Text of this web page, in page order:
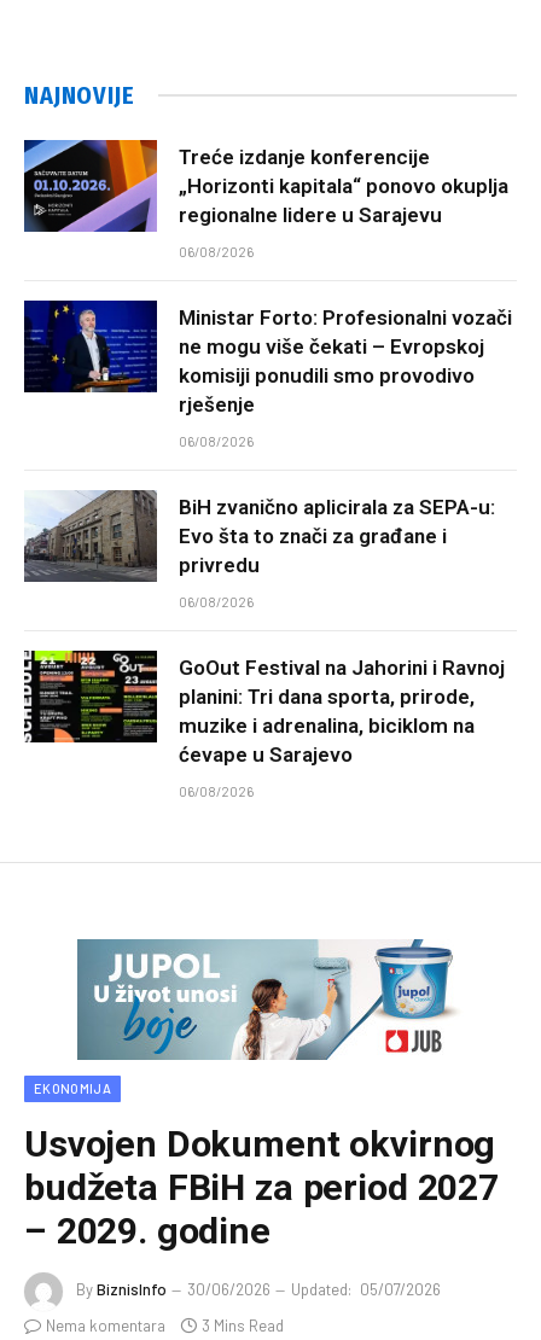
NAJNOVIJE
Treće izdanje konferencije
„Horizonti kapitala“ ponovo okuplja
regionalne lidere u Sarajevu
06/08/2026
Ministar Forto: Profesionalni vozači
ne mogu više čekati – Evropskoj
komisiji ponudili smo provodivo
rješenje
06/08/2026
BiH zvanično aplicirala za SEPA-u:
Evo šta to znači za građane i
privredu
06/08/2026
GoOut Festival na Jahorini i Ravnoj
planini: Tri dana sporta, prirode,
muzike i adrenalina, biciklom na
ćevape u Sarajevo
06/08/2026
EKONOMIJA
Usvojen Dokument okvirnog
budžeta FBiH za period 2027
– 2029. godine
ByBiznisInfo 30/06/2026 Updated: 05/07/2026
Nema komentara
3 Mins Read